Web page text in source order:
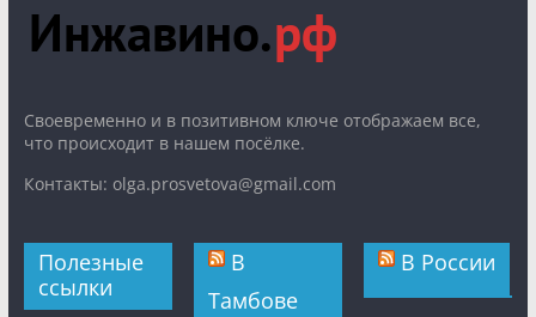
Cвоевременно и в позитивном ключе отображаем все,
что происходит в нашем посёлке.
Контакты: olga.prosvetova@gmail.com
Полезные
ссылки
В
Тамбове
В России